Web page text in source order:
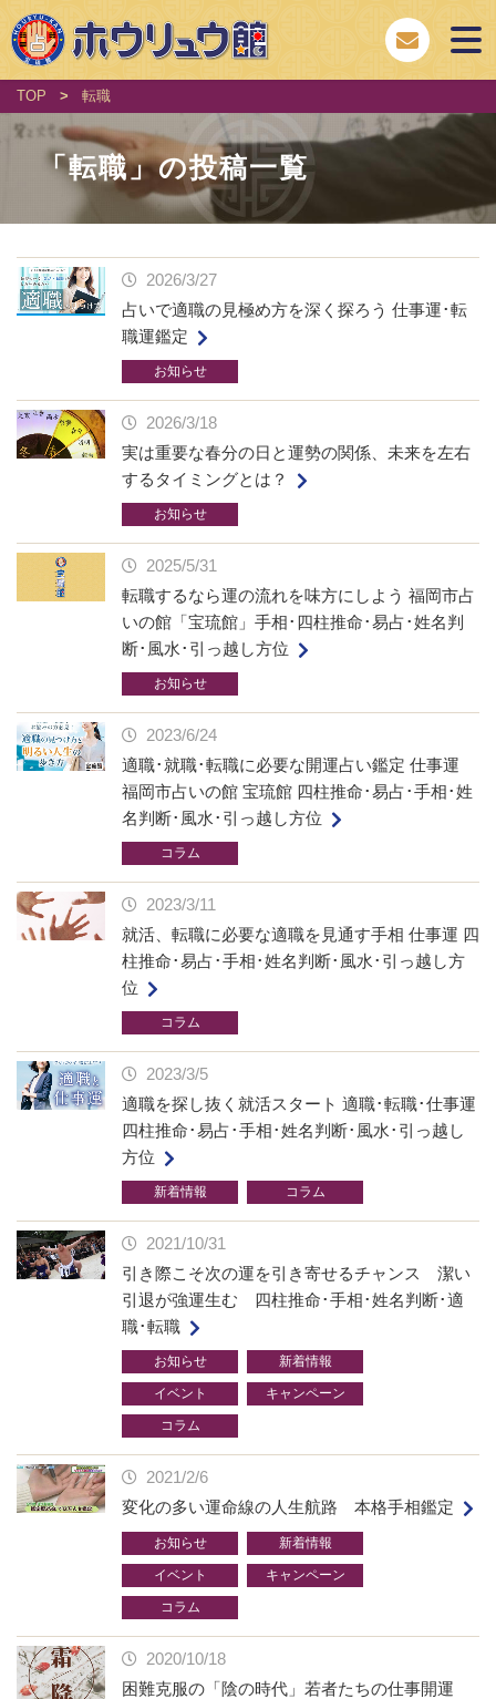
TOP > 転職
「転職」の投稿一覧
2026/3/27
占いで適職の見極め方を深く探ろう 仕事運･転
職運鑑定
お知らせ
2026/3/18
実は重要な春分の日と運勢の関係、未来を左右
するタイミングとは？
お知らせ
2025/5/31
転職するなら運の流れを味方にしよう 福岡市占
いの館「宝琉館」手相･四柱推命･易占･姓名判
断･風水･引っ越し方位
お知らせ
2023/6/24
適職･就職･転職に必要な開運占い鑑定 仕事運
福岡市占いの館 宝琉館 四柱推命･易占･手相･姓
名判断･風水･引っ越し方位
コラム
2023/3/11
就活、転職に必要な適職を見通す手相 仕事運 四
柱推命･易占･手相･姓名判断･風水･引っ越し方
位
コラム
2023/3/5
適職を探し抜く就活スタート 適職･転職･仕事運
四柱推命･易占･手相･姓名判断･風水･引っ越し
方位
新着情報 コラム
2021/10/31
引き際こそ次の運を引き寄せるチャンス 潔い
引退が強運生む 四柱推命･手相･姓名判断･適
職･転職
お知らせ 新着情報
イベント キャンペーン
コラム
2021/2/6
変化の多い運命線の人生航路 本格手相鑑定
お知らせ 新着情報
イベント キャンペーン
コラム
2020/10/18
困難克服の「陰の時代」若者たちの仕事開運